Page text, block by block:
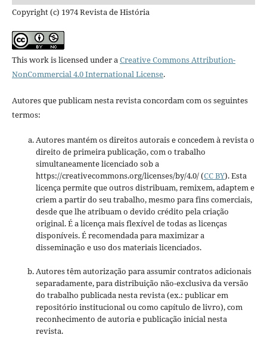
Copyright (c) 1974 Revista de História
This work is licensed under aCreative Commons Attribution-
NonCommercial 4.0 International License.
Autores que publicam nesta revista concordam com os seguintes
termos:
Autores mantém os direitos autorais e concedem à revista o
direito de primeira publicação, com o trabalho
simultaneamente licenciado sob a
https://creativecommons.org/licenses/by/4.0/ (CC BY). Esta
licença permite que outros distribuam, remixem, adaptem e
criem a partir do seu trabalho, mesmo para fins comerciais,
desde que lhe atribuam o devido crédito pela criação
original. É a licença mais flexível de todas as licenças
disponíveis. É recomendada para maximizar a
disseminação e uso dos materiais licenciados.
Autores têm autorização para assumir contratos adicionais
separadamente, para distribuição não-exclusiva da versão
do trabalho publicada nesta revista (ex.: publicar em
repositório institucional ou como capítulo de livro), com
reconhecimento de autoria e publicação inicial nesta
revista.